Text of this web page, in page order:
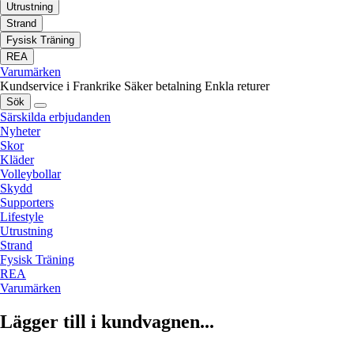
Utrustning
Strand
Fysisk Träning
REA
Varumärken
Kundservice i Frankrike Säker betalning Enkla returer
Sök
Särskilda erbjudanden
Nyheter
Skor
Kläder
Volleybollar
Skydd
Supporters
Lifestyle
Utrustning
Strand
Fysisk Träning
REA
Varumärken
Lägger till i kundvagnen...